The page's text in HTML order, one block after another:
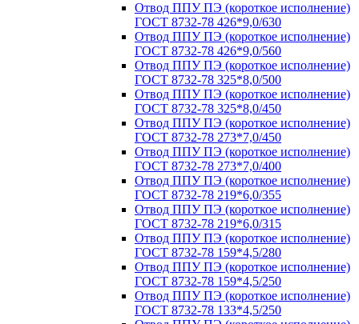
Отвод ППУ ПЭ (короткое исполнение)
ГОСТ 8732-78 426*9,0/630
Отвод ППУ ПЭ (короткое исполнение)
ГОСТ 8732-78 426*9,0/560
Отвод ППУ ПЭ (короткое исполнение)
ГОСТ 8732-78 325*8,0/500
Отвод ППУ ПЭ (короткое исполнение)
ГОСТ 8732-78 325*8,0/450
Отвод ППУ ПЭ (короткое исполнение)
ГОСТ 8732-78 273*7,0/450
Отвод ППУ ПЭ (короткое исполнение)
ГОСТ 8732-78 273*7,0/400
Отвод ППУ ПЭ (короткое исполнение)
ГОСТ 8732-78 219*6,0/355
Отвод ППУ ПЭ (короткое исполнение)
ГОСТ 8732-78 219*6,0/315
Отвод ППУ ПЭ (короткое исполнение)
ГОСТ 8732-78 159*4,5/280
Отвод ППУ ПЭ (короткое исполнение)
ГОСТ 8732-78 159*4,5/250
Отвод ППУ ПЭ (короткое исполнение)
ГОСТ 8732-78 133*4,5/250